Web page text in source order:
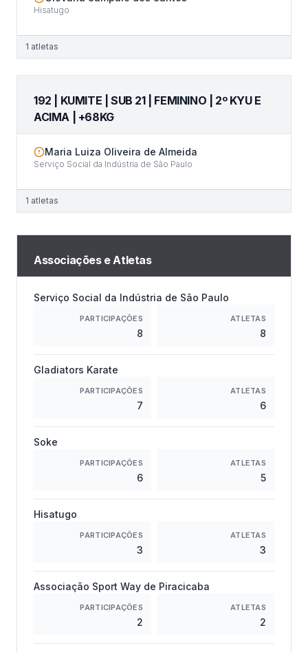
Hisatugo
1 atletas
192 | KUMITE | SUB 21 | FEMININO | 2º KYU E
ACIMA | +68KG
Maria Luiza Oliveira de Almeida
Serviço Social da Indústria de São Paulo
1 atletas
Associações eAtletas
Serviço Social da Indústria de São Paulo
PARTICIPAÇÕES
8
ATLETAS
8
Gladiators Karate
PARTICIPAÇÕES
7
ATLETAS
6
Soke
PARTICIPAÇÕES
6
ATLETAS
5
Hisatugo
PARTICIPAÇÕES
3
ATLETAS
3
Associação Sport Way de Piracicaba
PARTICIPAÇÕES
2
ATLETAS
2